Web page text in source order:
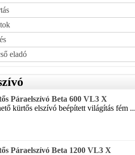
eladó
Páraelszívó Beta 600 VL3 X
kürtős elszívó beépített világítás fém ...
Páraelszívó Beta 1200 VL3 X